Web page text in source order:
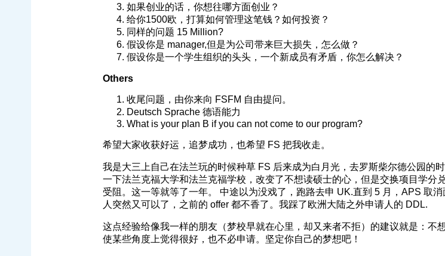
如果创业的话，你想往哪方面创业？
给你1500欧，打算如何管理这笔钱？如何投资？
同样的问题 15 Million?
假设你是 manager,但是为公司带来巨大损失，怎么做？
假设你是一个学生组织的头头，一个新成员有矛盾，你怎么解决？
Others
收尾问题，由你来向 FSFM 自由提问。
Deutsch Sprache 德语能力
What is your plan B if you can not come to our program?
希望大家收获好运，追梦成功，也希望 FS 把我收走。
我是大三上自己在法兰玩的时候种草 FS 后来成为白月光，去罗斯柴尔德公园的
一下法兰克福大学和法兰克福学校，改变了不想读硕士的心，但是交换项目学分
受阻。这一等就等了一年。 中途以为没戏了，跑路去申 UK.直到 5 月，APS 取
人突然又可以了，之前的 offer 都不香了。我踩了欧洲大陆之外申请人的 DDL.
这点经验给像我一样的朋友（梦校早就在心里，却又来者不拒）的建议就是：不
使某些角度上觉得很好，也不必申请。坚定你自己的梦想吧！